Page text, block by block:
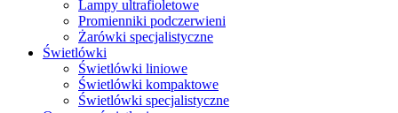
Lampy ultrafioletowe
Promienniki podczerwieni
Żarówki specjalistyczne
Świetlówki
Świetlówki liniowe
Świetlówki kompaktowe
Świetlówki specjalistyczne